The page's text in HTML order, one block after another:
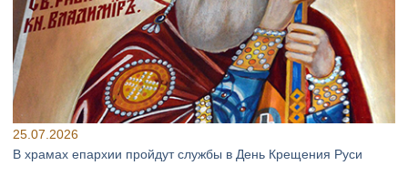
25.07.2026
В храмах епархии пройдут службы в День Крещения Руси